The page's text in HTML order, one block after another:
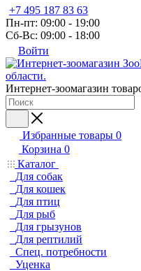
+7 495 187 83 63
Пн-пт: 09:00 - 19:00
Сб-Вс: 09:00 - 18:00
Войти
Интернет-зоомагазин
Избранные товары 0
Корзина 0
Каталог
Для собак
Для кошек
Для птиц
Для рыб
Для грызунов
Для рептилий
Спец. потребности
Уценка